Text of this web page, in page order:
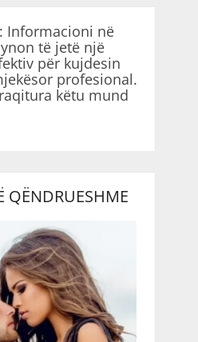
Informacioni në
të jetë një
për kujdesin
profesional.
këtu mund
QËNDRUESHME